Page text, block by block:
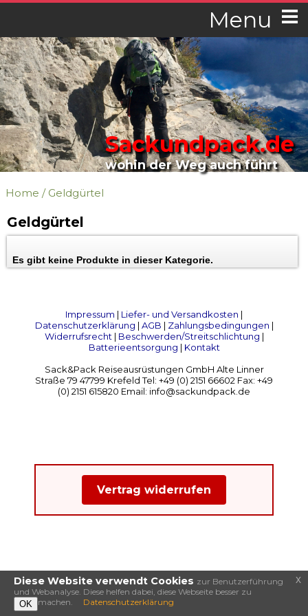
Menu
Sackundpack.de
wohin der Weg auch führt
Home / Geldgürtel
Geldgürtel
Es gibt keine Produkte in dieser Kategorie.
Impressum | Liefer- und Versandkosten |
Datenschutzerklärung | AGB | Zahlungsbedingungen |
Widerrufsrecht| Beschwerden/Streitschlichtung |
Batterieentsorgung | Kontakt
Sack&Pack Reiseausrüstungen GmbH Alte Linner
Straße 79 47799 Krefeld Tel: +49 (0) 2151 66602 Fax: +49
(0) 2151 615820 Email: info@sackundpack.de
Vertrag widerrufen
Diese Website verwendt Cookies zur Benutzerführung
und Webanalyse. Diese helfen dabei, diese Webseite besser zu
machen.
OK Datenschutzerklärung
x